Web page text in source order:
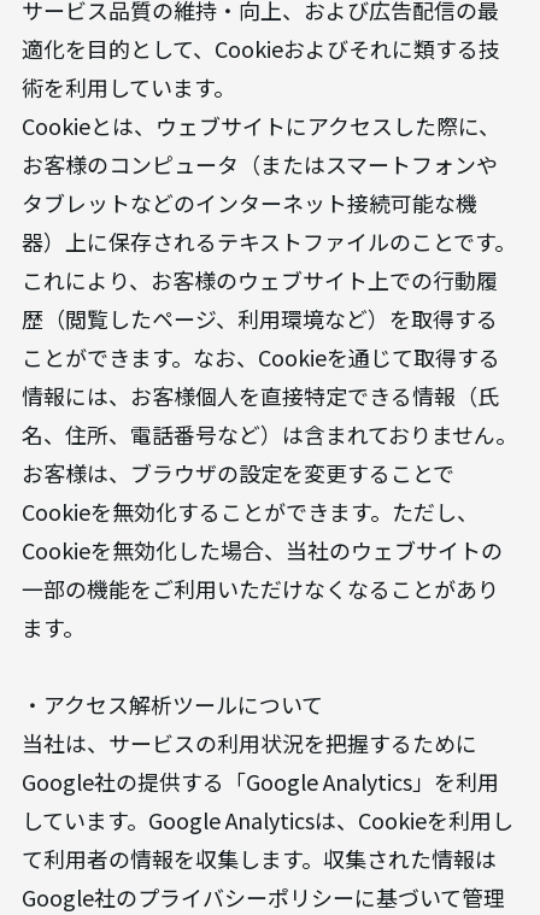
サービス品質の維持・向上、および広告配信の最
適化を目的として、Cookieおよびそれに類する技
術を利用しています。
Cookieとは、ウェブサイトにアクセスした際に、
お客様のコンピュータ（またはスマートフォンや
タブレットなどのインターネット接続可能な機
器）上に保存されるテキストファイルのことです。
これにより、お客様のウェブサイト上での行動履
歴（閲覧したページ、利用環境など）を取得する
ことができます。なお、Cookieを通じて取得する
情報には、お客様個人を直接特定できる情報（氏
名、住所、電話番号など）は含まれておりません。
お客様は、ブラウザの設定を変更することで
Cookieを無効化することができます。ただし、
Cookieを無効化した場合、当社のウェブサイトの
一部の機能をご利用いただけなくなることがあり
ます。
・アクセス解析ツールについて
当社は、サービスの利用状況を把握するために
Google社の提供する「Google Analytics」を利用
しています。Google Analyticsは、Cookieを利用し
て利用者の情報を収集します。収集された情報は
Google社のプライバシーポリシーに基づいて管理